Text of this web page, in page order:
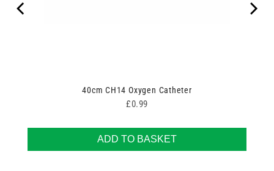
40cm CH14 Oxygen Catheter
Price
£0.99
ADD TO BASKET